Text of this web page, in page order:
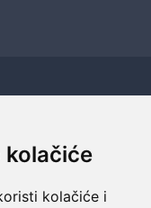
kolačiće
kolačiće i